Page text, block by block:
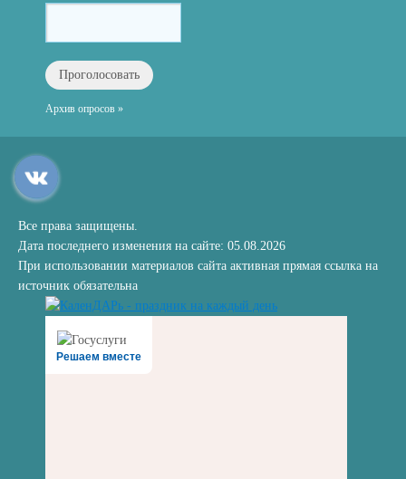
Архив опросов »
Все права защищены.
Дата последнего изменения на сайте: 05.08.2026
При использовании материалов сайта активная прямая ссылка на
источник обязательна
Решаем вместе